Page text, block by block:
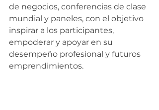
de negocios, conferencias de clase
mundial y paneles, con el objetivo
inspirar a los participantes,
empoderar y apoyar en su
desempeño profesional y futuros
emprendimientos.